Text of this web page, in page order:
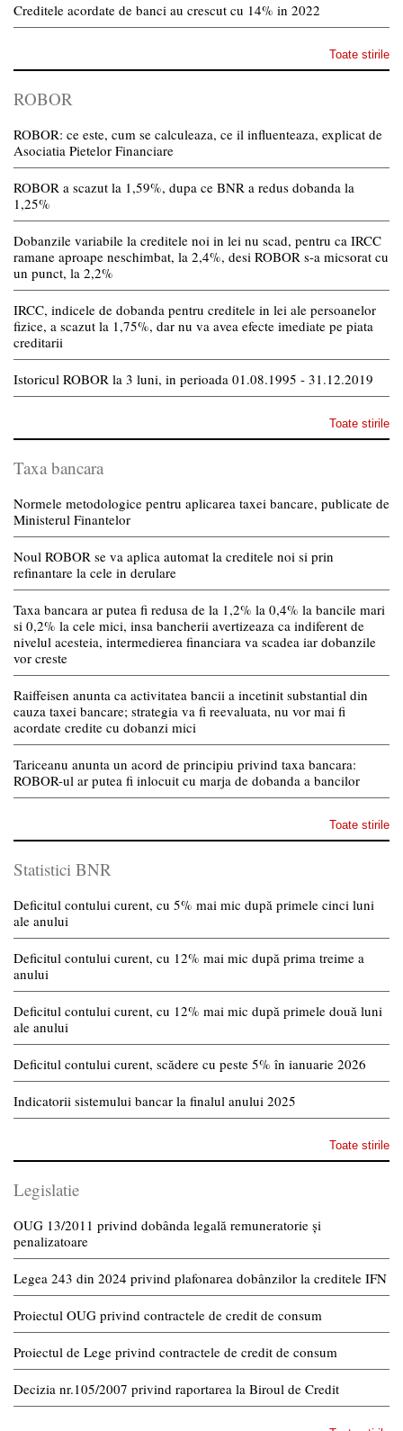
Creditele acordate de banci au crescut cu 14% in 2022
Toate stirile
ROBOR
ROBOR: ce este, cum se calculeaza, ce il influenteaza, explicat de
Asociatia Pietelor Financiare
ROBOR a scazut la 1,59%, dupa ce BNR a redus dobanda la
1,25%
Dobanzile variabile la creditele noi in lei nu scad, pentru ca IRCC
ramane aproape neschimbat, la 2,4%, desi ROBOR s-a micsorat cu
un punct, la 2,2%
IRCC, indicele de dobanda pentru creditele in lei ale persoanelor
fizice, a scazut la 1,75%, dar nu va avea efecte imediate pe piata
creditarii
Istoricul ROBOR la 3 luni, in perioada 01.08.1995 - 31.12.2019
Toate stirile
Taxa bancara
Normele metodologice pentru aplicarea taxei bancare, publicate de
Ministerul Finantelor
Noul ROBOR se va aplica automat la creditele noi si prin
refinantare la cele in derulare
Taxa bancara ar putea fi redusa de la 1,2% la 0,4% la bancile mari
si 0,2% la cele mici, insa bancherii avertizeaza ca indiferent de
nivelul acesteia, intermedierea financiara va scadea iar dobanzile
vor creste
Raiffeisen anunta ca activitatea bancii a incetinit substantial din
cauza taxei bancare; strategia va fi reevaluata, nu vor mai fi
acordate credite cu dobanzi mici
Tariceanu anunta un acord de principiu privind taxa bancara:
ROBOR-ul ar putea fi inlocuit cu marja de dobanda a bancilor
Toate stirile
Statistici BNR
Deficitul contului curent, cu 5% mai mic după primele cinci luni
ale anului
Deficitul contului curent, cu 12% mai mic după prima treime a
anului
Deficitul contului curent, cu 12% mai mic după primele două luni
ale anului
Deficitul contului curent, scădere cu peste 5% în ianuarie 2026
Indicatorii sistemului bancar la finalul anului 2025
Toate stirile
Legislatie
OUG 13/2011 privind dobânda legală remuneratorie și
penalizatoare
Legea 243 din 2024 privind plafonarea dobânzilor la creditele IFN
Proiectul OUG privind contractele de credit de consum
Proiectul de Lege privind contractele de credit de consum
Decizia nr.105/2007 privind raportarea la Biroul de Credit